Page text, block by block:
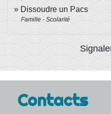
Dissoudre un Pacs
Famille - Scolarité
Contacts